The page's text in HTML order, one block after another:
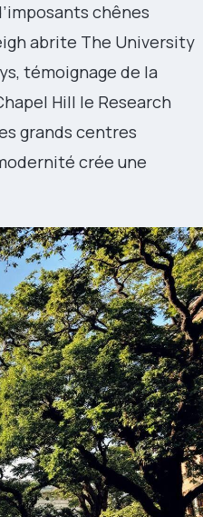
chênes
abrite The University
témoignage de la
Hill le Research
grands centres
crée une